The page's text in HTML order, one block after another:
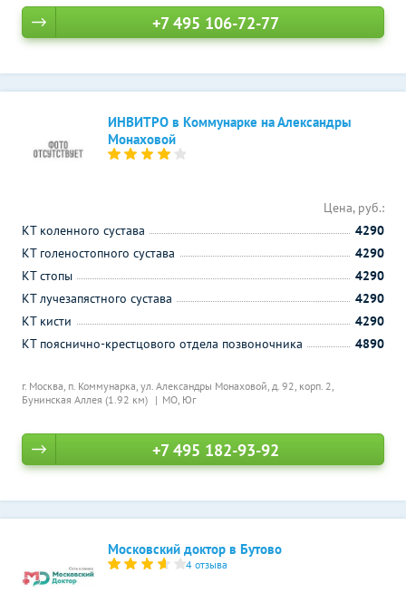
+7 495 106-72-77
ИНВИТРО в Коммунарке на Александры
Монаховой
г. Москва, п. Коммунарка, ул. Александры Монаховой, д. 92, корп. 2,
Бунинская Аллея (1.92 км)
МО, Юг
Цена, руб.:
КТ коленного сустава
4290
КТ голеностопного сустава
4290
КТ стопы
4290
КТ лучезапястного сустава
4290
КТ кисти
4290
КТ пояснично-крестцового отдела позвоночника
4890
+7 495 182-93-92
Московский доктор в Бутово
4 отзыва